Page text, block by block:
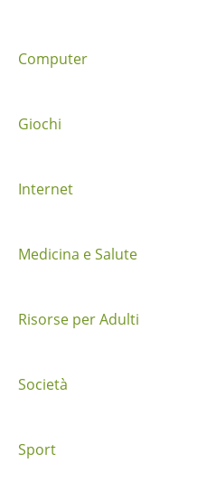
t
a
p
o
t
Computer
Giochi
Internet
Medicina e Salute
Risorse per Adulti
Società
Sport